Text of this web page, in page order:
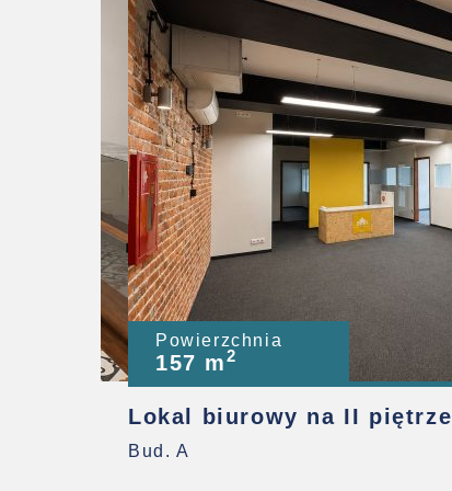
Powierzchnia
157 m2
Lokal biurowy na II piętrze
Bud. A